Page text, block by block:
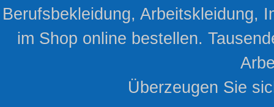
Berufsbekleidung, Arbeitskleidung,
im Shop online bestellen.
Überzeugen Sie